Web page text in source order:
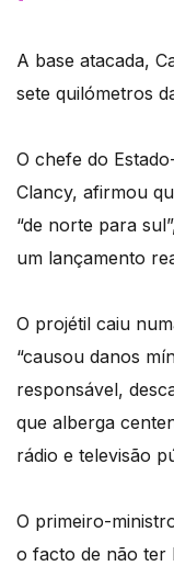
A base atacada,
sete quilómetros
O chefe do
Clancy, afirmou
“de norte para
um lançamento
O projétil caiu
“causou danos
responsável,
que alberga
rádio e televisão
O primeiro-
o facto de não ter